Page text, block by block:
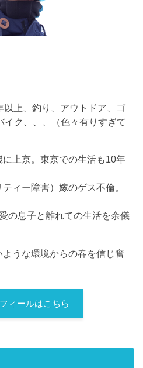
上、釣り、アウトドア、ゴ
イク、、、（色々有りすぎて
上京。東京での生活も10年
ィー障害）嫁のゲス不倫。
の息子と離れての生活を余儀
うな環境からの春を信じ奮
ィールはこちら